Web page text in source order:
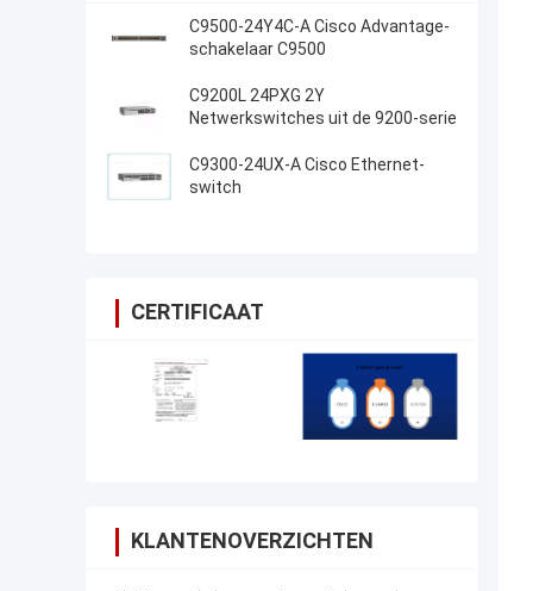
C9500-24Y4C-A Cisco Advantage-
schakelaar C9500
C9200L 24PXG 2Y
Netwerkswitches uit de 9200-serie
C9300-24UX-A Cisco Ethernet-
switch
CERTIFICAAT
KLANTENOVERZICHTEN